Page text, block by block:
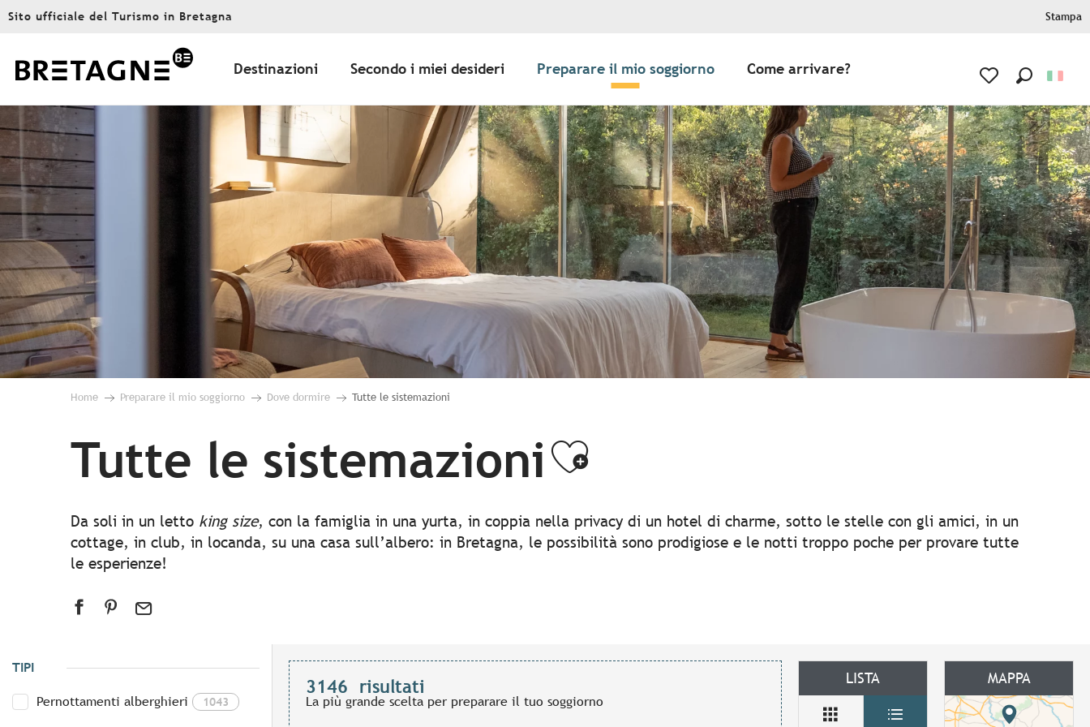
Aller
principal
Sito ufficiale del Turismo in Bretagna Stampa
Destinazioni Secondo i miei desideri Preparare il mio soggiorno Come arrivare?
Home Preparare il mio soggiorno Dove dormire Tutte le sistemazioni
Tutte le sistemazioniAjouter aux favoris
Da soli in un letto king size, con la famiglia in una yurta, in coppia nella privacy di un hotel di charme, sotto le stelle con gli amici, in un
cottage, in club, in locanda, su una casa sull’albero: in Bretagna, le possibilità sono prodigiose e le notti troppo poche per provare tutte
le esperienze!
TIPI
Pernottamenti alberghieri 1043
3146 risultati
La più grande scelta per preparare il tuo soggiorno
LISTA MAPPA